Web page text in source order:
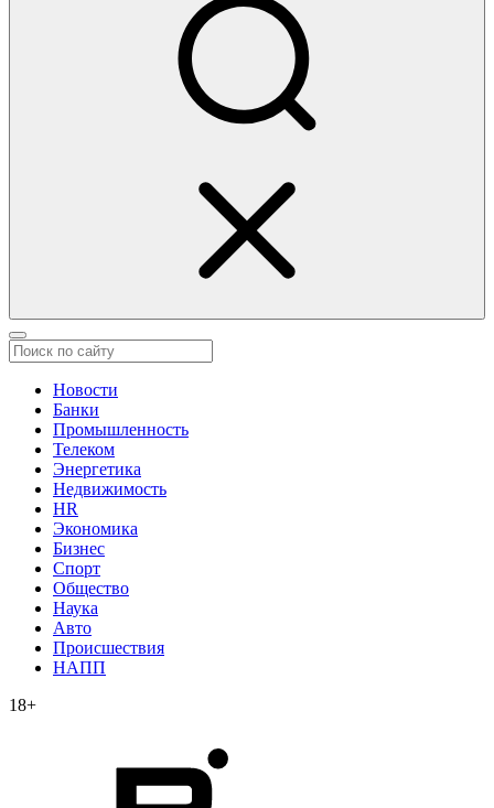
Новости
Банки
Промышленность
Телеком
Энергетика
Недвижимость
HR
Экономика
Бизнес
Спорт
Общество
Наука
Авто
Происшествия
НАПП
18+